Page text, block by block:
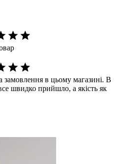
в цьому магазині. В
швидко прийшло, а якість як